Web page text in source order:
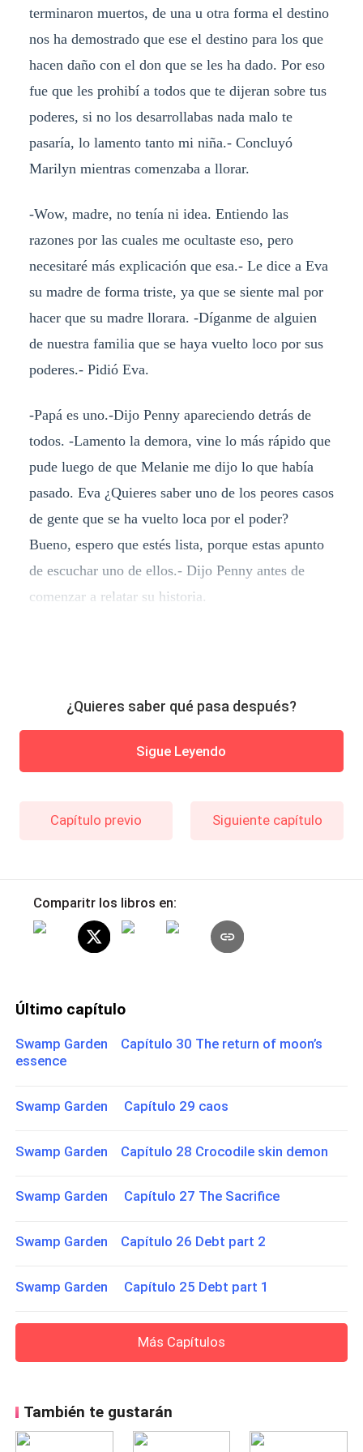
terminaron muertos, de una u otra forma el destino
nos ha demostrado que ese el destino para los que
hacen daño con el don que se les ha dado. Por eso
fue que les prohibí a todos que te dijeran sobre tus
poderes, si no los desarrollabas nada malo te
pasaría, lo lamento tanto mi niña.- Concluyó
Marilyn mientras comenzaba a llorar.
-Wow, madre, no tenía ni idea. Entiendo las
razones por las cuales me ocultaste eso, pero
necesitaré más explicación que esa.- Le dice a Eva
su madre de forma triste, ya que se siente mal por
hacer que su madre llorara. -Díganme de alguien
de nuestra familia que se haya vuelto loco por sus
poderes.- Pidió Eva.
-Papá es uno.-Dijo Penny apareciendo detrás de
todos. -Lamento la demora, vine lo más rápido que
pude luego de que Melanie me dijo lo que había
pasado. Eva ¿Quieres saber uno de los peores casos
de gente que se ha vuelto loca por el poder?
Bueno, espero que estés lista, porque estas apunto
de escuchar uno de ellos.- Dijo Penny antes de
comenzar a relatar su historia.
¿Quieres saber qué pasa después?
Sigue Leyendo
Capítulo previo Siguiente capítulo
Comparitr los libros en:
Último capítulo
Swamp Garden Capítulo 30 The return of moon’s
essence
Swamp Garden Capítulo 29 caos
Swamp Garden Capítulo 28 Crocodile skin demon
Swamp Garden Capítulo 27 The Sacrifice
Swamp Garden Capítulo 26 Debt part 2
Swamp Garden Capítulo 25 Debt part 1
Más Capítulos
También te gustarán